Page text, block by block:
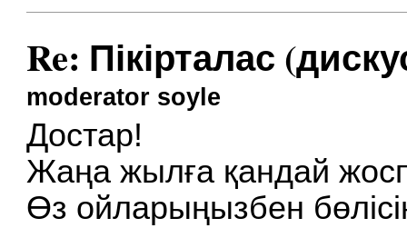
Re: Пікірталас
moderator soyle
Достар!
Жаңа жылға қандай
Өз ойларыңызбен